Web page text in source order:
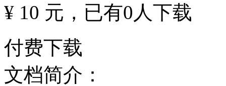
¥ 10 元 ，已有0 人下载
付费下载
文档简介：